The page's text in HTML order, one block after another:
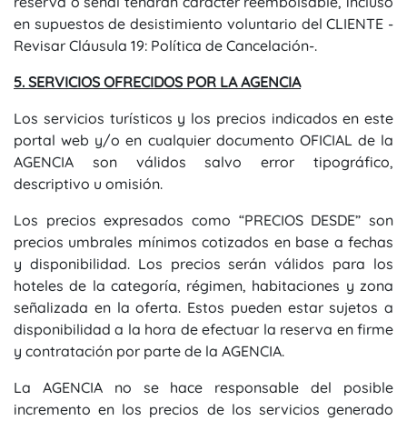
en supuestos de desistimiento voluntario del CLIENTE -
Revisar Cláusula 19: Política de Cancelación-.
5. SERVICIOS OFRECIDOS POR LA AGENCIA
Los servicios turísticos y los precios indicados en este
portal web y/o en cualquier documento OFICIAL de la
AGENCIA son válidos salvo error tipográfico,
descriptivo u omisión.
Los precios expresados como “PRECIOS DESDE” son
precios umbrales mínimos cotizados en base a fechas
y disponibilidad. Los precios serán válidos para los
hoteles de la categoría, régimen, habitaciones y zona
señalizada en la oferta. Estos pueden estar sujetos a
disponibilidad a la hora de efectuar la reserva en firme
y contratación por parte de la AGENCIA.
La AGENCIA no se hace responsable del posible
incremento en los precios de los servicios generado